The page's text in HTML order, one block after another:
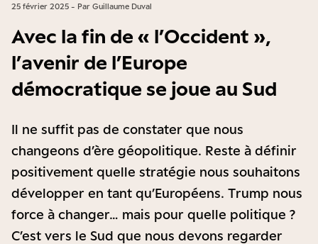
25 février 2025 - Par Guillaume Duval
Avec la fin de « l’Occident »,
l’avenir de l’Europe
démocratique se joue au Sud
Il ne suffit pas de constater que nous
changeons d’ère géopolitique. Reste à définir
positivement quelle stratégie nous souhaitons
développer en tant qu’Européens. Trump nous
force à changer… mais pour quelle politique ?
C’est vers le Sud que nous devons regarder